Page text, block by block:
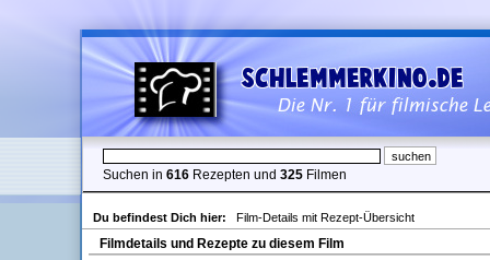
Suchen in 616 Rezepten und 325 Filmen
Du befindest Dich hier: Film-Details mit Rezept-Übersicht
Filmdetails und Rezepte zu diesem Film